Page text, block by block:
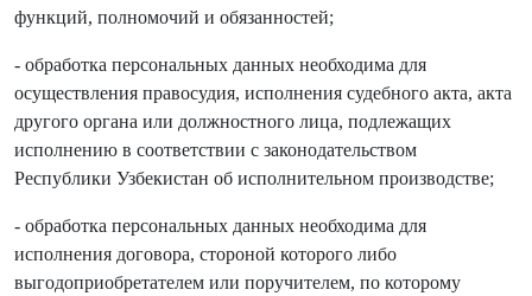
функций, полномочий и обязанностей;
- обработка персональных данных необходима для
осуществления правосудия, исполнения судебного акта, акта
другого органа или должностного лица, подлежащих
исполнению в соответствии с законодательством
Республики Узбекистан об исполнительном производстве;
- обработка персональных данных необходима для
исполнения договора, стороной которого либо
выгодоприобретателем или поручителем, по которому